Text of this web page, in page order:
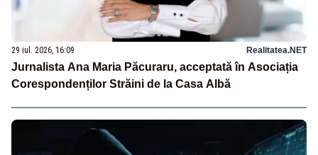
29 iul. 2026, 16:09 Realitatea.NET
Jurnalista Ana Maria Păcuraru, acceptată în Asociația
Corespondenților Străini de la Casa Albă